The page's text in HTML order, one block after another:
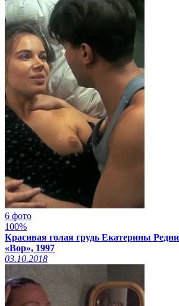
6 фото
100%
Красивая голая грудь Екатерины
«Вор», 1997
03.10.2018